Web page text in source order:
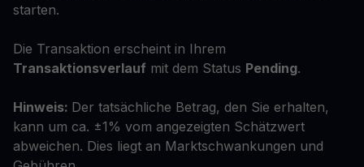
starten.
Die Transaktion erscheint in Ihrem
Transaktionsverlauf mit dem Status Pending.
Hinweis: Der tatsächliche Betrag, den Sie erhalten,
kann um ca. ±1% vom angezeigten Schätzwert
abweichen. Dies liegt an Marktschwankungen und